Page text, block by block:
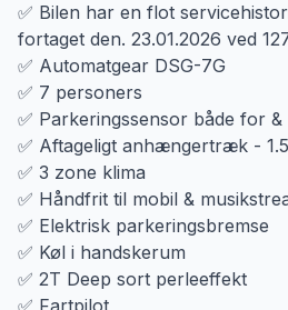
✅ Bilen har en flot
fortaget den. 23.01.2026 ved
✅ Automatgear DSG-7G
✅ 7 personers
✅ Parkeringssensor både for &
✅ Aftageligt anhængertræk -
✅ 3 zone klima
✅ Håndfrit til mobil &
✅ Elektrisk parkeringsbremse
✅ Køl i handskerum
✅ 2T Deep sort perleeffekt